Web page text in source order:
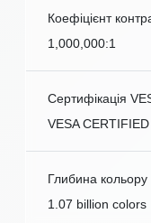
Коефіцієнт
1,000,000:1
Сертифікація
VESA
Глибина кольору
1.07 billion colors